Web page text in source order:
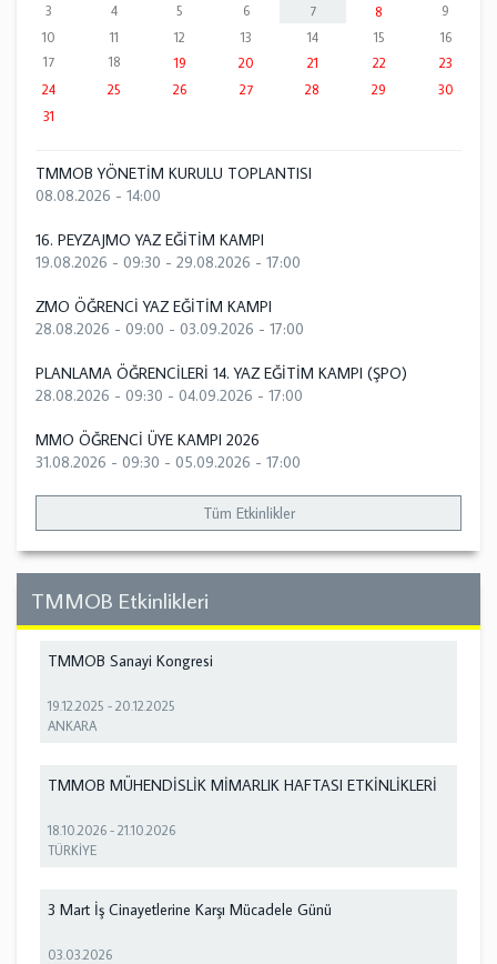
3
4 5 6 7 8
9
10
11 12 13 14 15
16
17
18 19 20 21 22
23
24
25 26 27 28 29
30
31
TMMOB YÖNETİM KURULU TOPLANTISI
08.08.2026 - 14:00
16. PEYZAJMO YAZ EĞİTİM KAMPI
19.08.2026 - 09:30 - 29.08.2026 - 17:00
ZMO ÖĞRENCİ YAZ EĞİTİM KAMPI
28.08.2026 - 09:00 - 03.09.2026 - 17:00
PLANLAMA ÖĞRENCİLERİ 14. YAZ EĞİTİM KAMPI (ŞPO)
28.08.2026 - 09:30 - 04.09.2026 - 17:00
MMO ÖĞRENCİ ÜYE KAMPI 2026
31.08.2026 - 09:30 - 05.09.2026 - 17:00
Tüm Etkinlikler
TMMOB Etkinlikleri
TMMOB Sanayi Kongresi
19.12.2025 -20.12.2025
ANKARA
TMMOB MÜHENDİSLİK MİMARLIK HAFTASI ETKİNLİKLERİ
18.10.2026 -21.10.2026
TÜRKİYE
3 Mart İş Cinayetlerine Karşı Mücadele Günü
03.03.2026